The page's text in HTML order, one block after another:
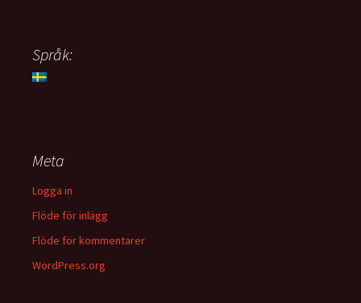
Språk:
Meta
Logga in
Flöde för inlägg
Flöde för kommentarer
WordPress.org